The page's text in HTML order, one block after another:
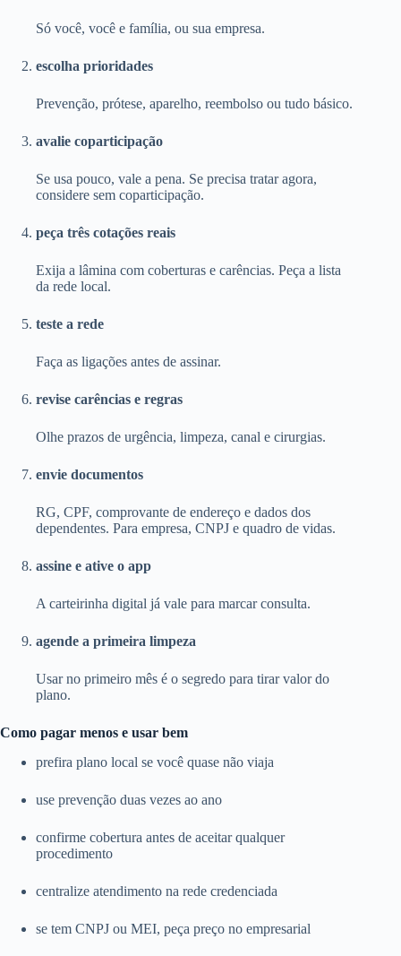
Só você, você e família, ou sua empresa.
escolha prioridades
Prevenção, prótese, aparelho, reembolso ou tudo básico.
avalie coparticipação
Se usa pouco, vale a pena. Se precisa tratar agora,
considere sem coparticipação.
peça três cotações reais
Exija a lâmina com coberturas e carências. Peça a lista
da rede local.
teste a rede
Faça as ligações antes de assinar.
revise carências e regras
Olhe prazos de urgência, limpeza, canal e cirurgias.
envie documentos
RG, CPF, comprovante de endereço e dados dos
dependentes. Para empresa, CNPJ e quadro de vidas.
assine e ative o app
A carteirinha digital já vale para marcar consulta.
agende a primeira limpeza
Usar no primeiro mês é o segredo para tirar valor do
plano.
Como pagar menos e usar bem
prefira plano local se você quase não viaja
use prevenção duas vezes ao ano
confirme cobertura antes de aceitar qualquer
procedimento
centralize atendimento na rede credenciada
se tem CNPJ ou MEI, peça preço no empresarial